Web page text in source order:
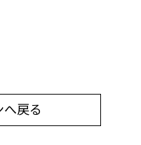
戻る